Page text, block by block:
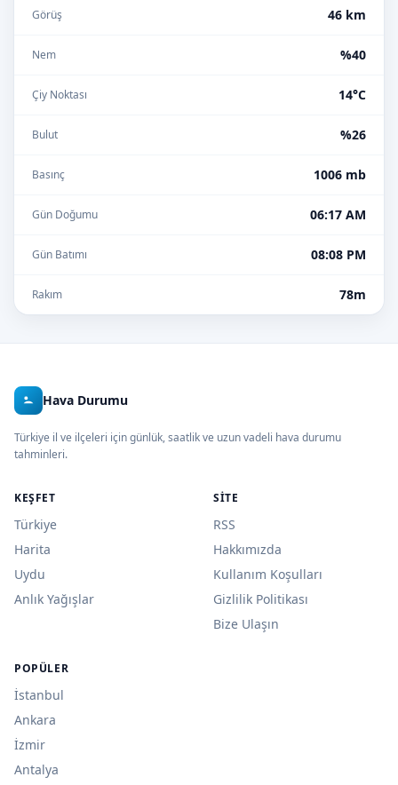
Görüş 46 km
Nem %40
Çiy Noktası 14°C
Bulut %26
Basınç 1006 mb
Gün Doğumu 06:17 AM
Gün Batımı 08:08 PM
Rakım 78m
Hava Durumu
Türkiye il ve ilçeleri için günlük, saatlik ve uzun vadeli hava durumu
tahminleri.
KEŞFET
Türkiye
Harita
Uydu
Anlık Yağışlar
SITE
RSS
Hakkımızda
Kullanım Koşulları
Gizlilik Politikası
Bize Ulaşın
POPÜLER
İstanbul
Ankara
İzmir
Antalya